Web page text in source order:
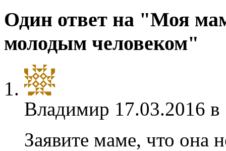
Один ответ на "Моя
молодым человеком"
Владимир 17.03.2016
Заявите маме, что она